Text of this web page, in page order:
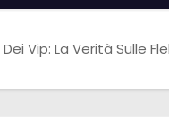
Vip: La Verità Sulle